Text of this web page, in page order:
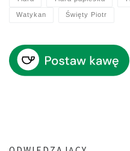
Watykan Święty Piotr